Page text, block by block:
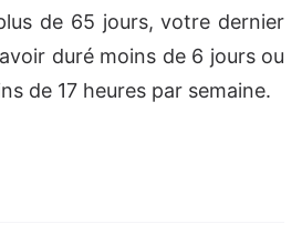
de 65 jours, votre dernier
duré moins de 6 jours ou
de 17 heures par semaine.